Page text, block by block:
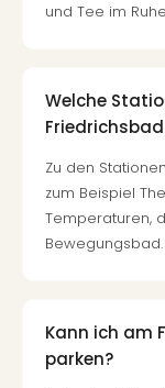
und Tee im
Welche
Zu den
zum Beispiel
Temperaturen,
Bewegungsbad.
Kann ich am
parken?